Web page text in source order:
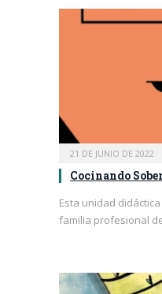
21 DE JUNIO DE 2022
Cocinando
Esta unidad
familia profesional